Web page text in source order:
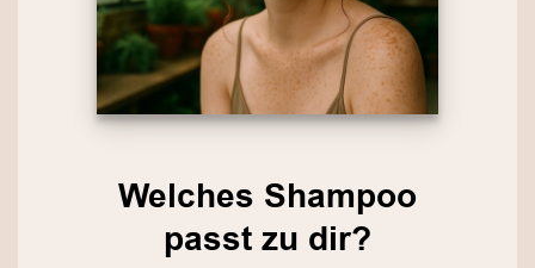
Welches Shampoo
passt zu dir?